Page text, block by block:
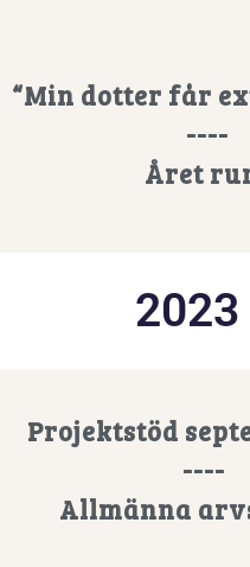
“Min dotter får
----
Året
2023
Projektstöd
----
Allmänna